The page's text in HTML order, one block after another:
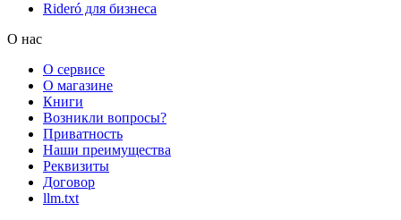
Rideró для бизнеса
О нас
О сервисе
О магазине
Книги
Возникли вопросы?
Приватность
Наши преимущества
Реквизиты
Договор
llm.txt